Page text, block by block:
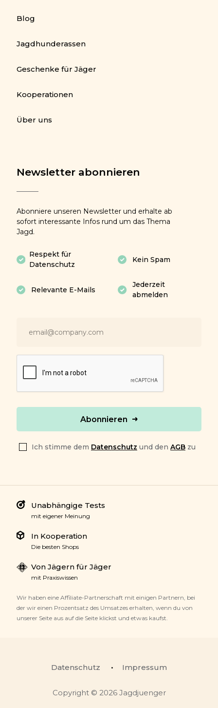
Blog
Jagdhunderassen
Geschenke für Jäger
Kooperationen
Über uns
Newsletter abonnieren
Abonniere unseren Newsletter und erhalte ab
sofort interessante Infos rund um das Thema
Jagd.
Respekt für
Datenschutz
Kein Spam
Relevante E-Mails
Jederzeit
abmelden
Abonnieren
Ich stimme dem Datenschutz und den AGB zu
Unabhängige Tests
mit eigener Meinung
In Kooperation
Die besten Shops
Von Jägern für Jäger
mit Praxiswissen
Wir haben eine Affiliate-Partnerschaft mit einigen Partnern, bei
der wir einen Prozentsatz des Umsatzes erhalten, wenn du von
unserer Seite aus auf die Seite klickst und etwas kaufst.
Copyright © 2026 Jagdjuenger
Datenschutz Impressum